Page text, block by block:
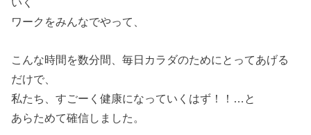
ワークをみんなでやって、
こんな時間を数分間、毎日カラダのためにとってあげる
だけで、
私たち、すごーく健康になっていくはず！！…と
あらためて確信しました。